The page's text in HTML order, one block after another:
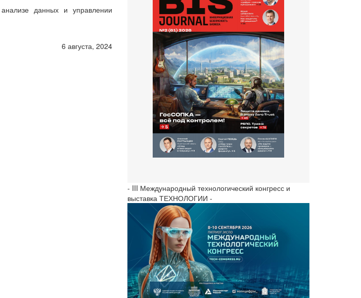
данных и управлении
6 августа, 2024
- III Международный технологический конгресс и
выставка ТЕХНОЛОГИИ -